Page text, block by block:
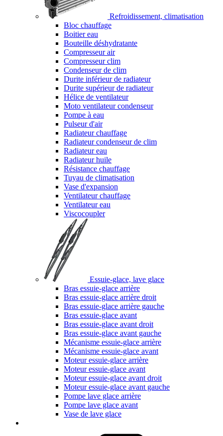
Refroidissement, climatisation
Bloc chauffage
Boitier eau
Bouteille déshydratante
Compresseur air
Compresseur clim
Condenseur de clim
Durite inférieur de radiateur
Durite supérieur de radiateur
Hélice de ventilateur
Moto ventilateur condenseur
Pompe à eau
Pulseur d'air
Radiateur chauffage
Radiateur condenseur de clim
Radiateur eau
Radiateur huile
Résistance chauffage
Tuyau de climatisation
Vase d'expansion
Ventilateur chauffage
Ventilateur eau
Viscocoupler
Essuie-glace, lave glace
Bras essuie-glace arrière
Bras essuie-glace arrière droit
Bras essuie-glace arrière gauche
Bras essuie-glace avant
Bras essuie-glace avant droit
Bras essuie-glace avant gauche
Mécanisme essuie-glace arrière
Mécanisme essuie-glace avant
Moteur essuie-glace arrière
Moteur essuie-glace avant
Moteur essuie-glace avant droit
Moteur essuie-glace avant gauche
Pompe lave glace arrière
Pompe lave glace avant
Vase de lave glace